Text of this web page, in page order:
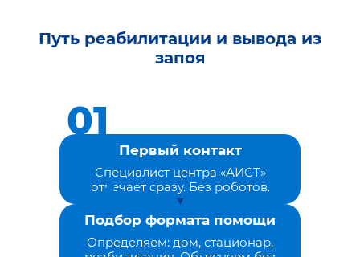
Путь реабилитации и вывода из
запоя
Первый контакт
Специалист центра «АИСТ»
отвечает сразу. Без роботов.
Подбор формата помощи
Определяем: дом, стационар,